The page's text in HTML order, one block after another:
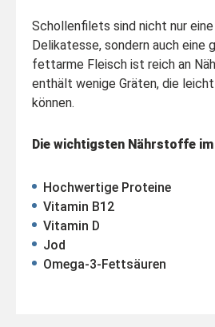
Schollenfilets sind nicht nur
Delikatesse, sondern auch eine
fettarme Fleisch ist reich an
enthält wenige Gräten, die
können.
Die wichtigsten Nährstoffe
Hochwertige Proteine
Vitamin B12
Vitamin D
Jod
Omega-3-Fettsäuren